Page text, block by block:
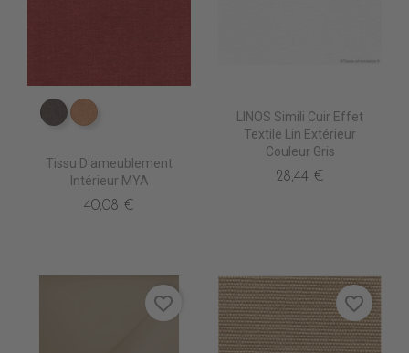
ES3514 Bistre
ES3516 Fauve
Tissu D'ameublement
Intérieur MYA
40,08 €
LINOS Simili Cuir Effet
Textile Lin Extérieur
Couleur Gris
28,44 €
favorite_border favorite_border